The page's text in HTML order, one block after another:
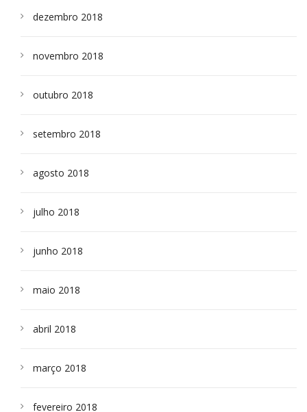
dezembro 2018
novembro 2018
outubro 2018
setembro 2018
agosto 2018
julho 2018
junho 2018
maio 2018
abril 2018
março 2018
fevereiro 2018